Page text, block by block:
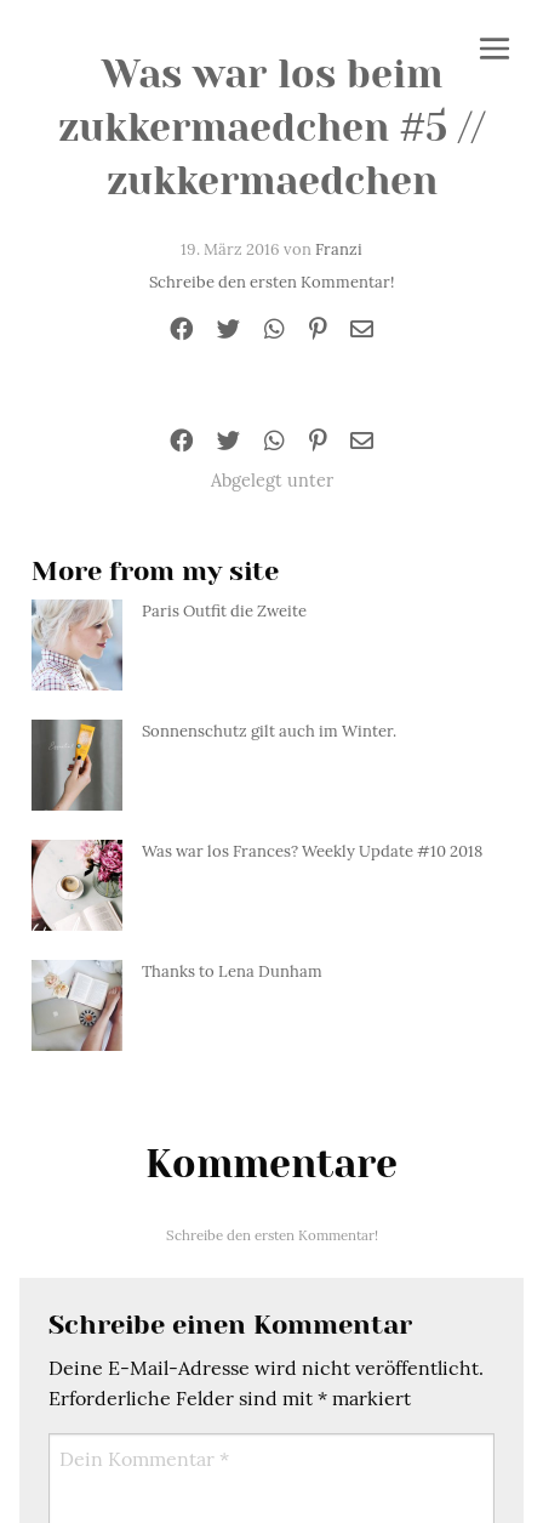
Was war los beim
zukkermaedchen #5 //
zukkermaedchen
19. März 2016 vonFranzi
Schreibe den ersten Kommentar!
Abgelegt unter
More from my site
Paris Outfit die Zweite
Sonnenschutz gilt auch im Winter.
Was war los Frances? Weekly Update #10 2018
Thanks to Lena Dunham
Kommentare
Schreibe den ersten Kommentar!
Schreibe einen Kommentar
Deine E-Mail-Adresse wird nicht veröffentlicht.
Erforderliche Felder sind mit * markiert